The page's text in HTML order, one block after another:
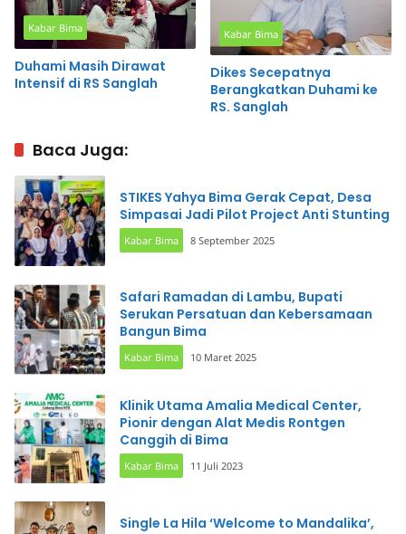
Kabar Bima
Duhami Masih Dirawat
Intensif di RS Sanglah
Kabar Bima
Dikes Secepatnya
Berangkatkan Duhami ke
RS. Sanglah
Baca Juga:
STIKES Yahya Bima Gerak Cepat, Desa
Simpasai Jadi Pilot Project Anti Stunting
Kabar Bima 8 September 2025
Safari Ramadan di Lambu, Bupati
Serukan Persatuan dan Kebersamaan
Bangun Bima
Kabar Bima 10 Maret 2025
Klinik Utama Amalia Medical Center,
Pionir dengan Alat Medis Rontgen
Canggih di Bima
Kabar Bima 11 Juli 2023
Single La Hila ‘Welcome to Mandalika’,